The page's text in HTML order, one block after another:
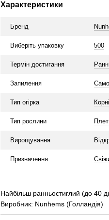
Характеристики
Бренд
Виберіть упаковку 500
Термін достигання
Запилення
Тип огірка
Тип рослини
Вирощування
Призначення
Найбільш ранньостиглий (до 40
Виробник: Nunhems (Голландія)